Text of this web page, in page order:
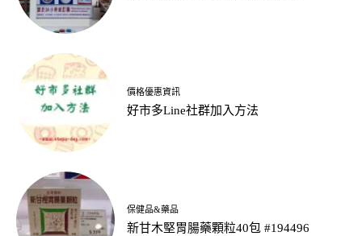
價格優惠資訊
好市多Line社群加入方法
保健品&藥品
新甘木堅胃腸藥顆粒40包 #194496